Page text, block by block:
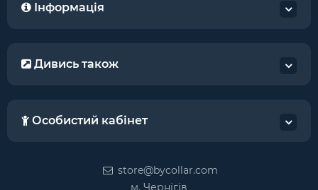
Інформація
Дивись також
Особистий кабінет
store@bycollar.com
м. Чернігів